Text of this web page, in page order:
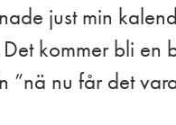
just min
Det kommer bli en
”nä nu får det